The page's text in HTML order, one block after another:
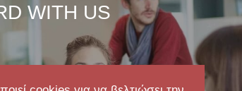
WITH US